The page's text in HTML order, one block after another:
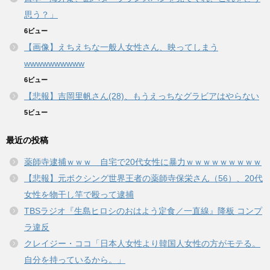
思う？」
6ビュー
【画像】えちえちな一般人女性さん、映ってしまう
wwwwwwwwww
6ビュー
【悲報】吉岡里帆さん(28)、もうえっちなグラビアはやらない
5ビュー
最近の投稿
薬師寺逮捕ｗｗｗ 自宅で20代女性に暴力ｗｗｗｗｗｗｗｗｗ
【悲報】元ボクシング世界王者の薬師寺保栄さん（56）、20代
女性を物干し竿で殴って逮捕
TBSラジオ『生島ヒロシのおはよう定食／一直線』降板 コンプ
ラ違反
クレイジー・ココ「日本人女性より韓国人女性の方がモテる。
自分を持っているから。」